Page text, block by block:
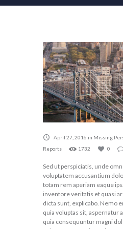
April 27, 2016 in Missing
Reports
1732 0
Sed ut perspiciatis, unde
voluptatem accusantium
totam rem aperiam eaque
inventore veritatis et quasi
dicta sunt, explicabo. Nemo
quia voluptas sit, aspernatur
quia consequuntur magni